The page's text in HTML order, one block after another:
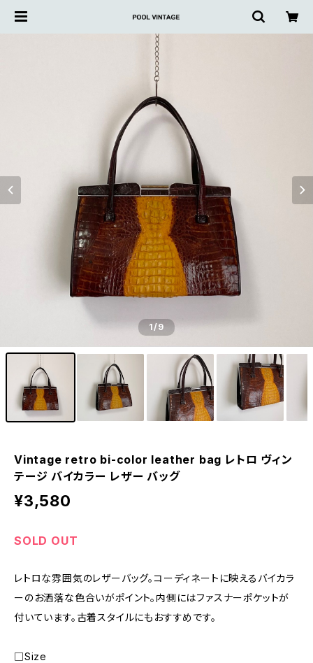
1/9
Vintage retro bi-color leather bag レトロ ヴィン
テージ バイカラー レザー バッグ
¥3,580
SOLD OUT
レトロな雰囲気のレザーバッグ。コーディネートに映えるバイカラ
ーのお洒落な色合いがポイント。内側にはファスナーポケットが
付いています。古着スタイルにもおすすめです。
□Size